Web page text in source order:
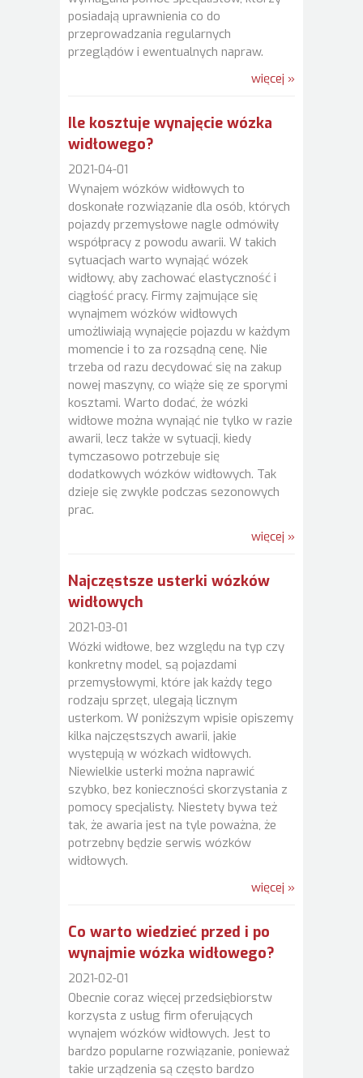
posiadają uprawnienia co do
przeprowadzania regularnych
przeglądów i ewentualnych napraw.
więcej »
Ile kosztuje wynajęcie wózka
widłowego?
2021-04-01
Wynajem wózków widłowych to
doskonałe rozwiązanie dla osób, których
pojazdy przemysłowe nagle odmówiły
współpracy z powodu awarii. W takich
sytuacjach warto wynająć wózek
widłowy, aby zachować elastyczność i
ciągłość pracy. Firmy zajmujące się
wynajmem wózków widłowych
umożliwiają wynajęcie pojazdu w każdym
momencie i to za rozsądną cenę. Nie
trzeba od razu decydować się na zakup
nowej maszyny, co wiąże się ze sporymi
kosztami. Warto dodać, że wózki
widłowe można wynająć nie tylko w razie
awarii, lecz także w sytuacji, kiedy
tymczasowo potrzebuje się
dodatkowych wózków widłowych. Tak
dzieje się zwykle podczas sezonowych
prac.
więcej »
Najczęstsze usterki wózków
widłowych
2021-03-01
Wózki widłowe, bez względu na typ czy
konkretny model, są pojazdami
przemysłowymi, które jak każdy tego
rodzaju sprzęt, ulegają licznym
usterkom. W poniższym wpisie opiszemy
kilka najczęstszych awarii, jakie
występują w wózkach widłowych.
Niewielkie usterki można naprawić
szybko, bez konieczności skorzystania z
pomocy specjalisty. Niestety bywa też
tak, że awaria jest na tyle poważna, że
potrzebny będzie serwis wózków
widłowych.
więcej »
Co warto wiedzieć przed i po
wynajmie wózka widłowego?
2021-02-01
Obecnie coraz więcej przedsiębiorstw
korzysta z usług firm oferujących
wynajem wózków widłowych. Jest to
bardzo popularne rozwiązanie, ponieważ
takie urządzenia są często bardzo